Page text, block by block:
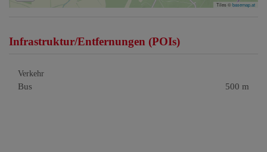
Tiles ©basemap.at
Infrastruktur/Entfernungen (POIs)
Verkehr
Bus 500 m